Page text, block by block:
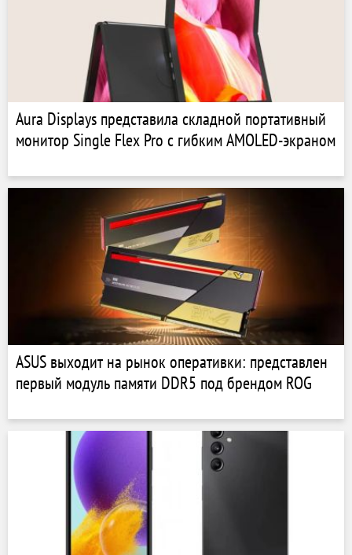
Aura Displays представила складной портативный
монитор Single Flex Pro с гибким AMOLED-экраном
ASUS выходит на рынок оперативки: представлен
первый модуль памяти DDR5 под брендом ROG